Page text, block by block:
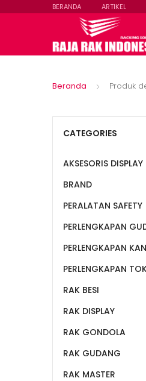
BERANDA ARTIKEL
Beranda Produk
CATEGORIES
AKSESORIS DISPLAY
BRAND
PERALATAN SAFETY
PERLENGKAPAN
PERLENGKAPAN
PERLENGKAPAN
RAK BESI
RAK DISPLAY
RAK GONDOLA
RAK GUDANG
RAK MASTER